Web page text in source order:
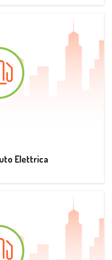
Elettrica